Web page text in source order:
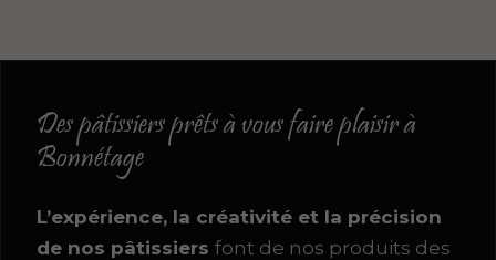
Des pâtissiers prêts à vous faire plaisir à
Bonnétage
L’expérience, la créativité et la précision
de nos pâtissiers font de nos produits des